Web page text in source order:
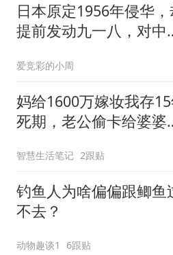
日本原定1956年侵华，
提前发动九一八，对中
爱竞彩的小周
妈给1600万嫁妆我存
死期，老公偷卡给婆婆
智慧生活笔记 2跟贴
钓鱼人为啥偏偏跟鲫鱼
不去？
动物趣谈1 6跟贴